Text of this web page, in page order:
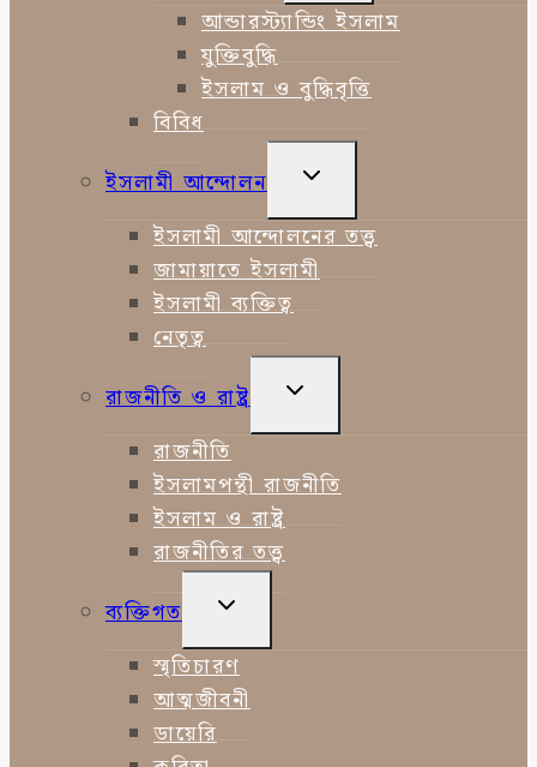
MENU
আন্ডারস্ট্যান্ডিং ইসলাম
যুক্তিবুদ্ধি
ইসলাম ও বুদ্ধিবৃত্তি
বিবিধ
ইসলামী আন্দোলন
TOGGLE
MENU
ইসলামী আন্দোলনের তত্ত্ব
জামায়াতে ইসলামী
ইসলামী ব্যক্তিত্ব
নেতৃত্ব
রাজনীতি ও রাষ্ট্র
TOGGLE
রাজনীতি
ইসলামপন্থী রাজনীতি
ইসলাম ও রাষ্ট্র
রাজনীতির তত্ত্ব
ব্যক্তিগত
TOGGLE
MENU
স্মৃতিচারণ
আত্মজীবনী
ডায়েরি